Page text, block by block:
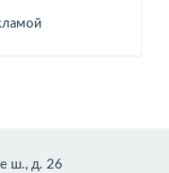
ш., д. 26